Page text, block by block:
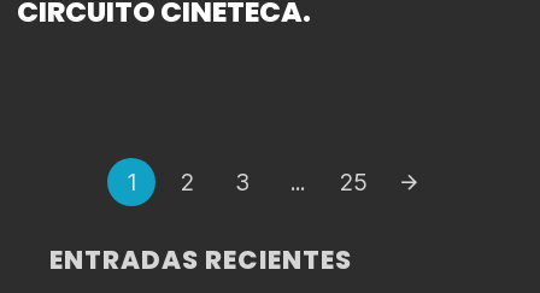
CIRCUITO CINETECA.
1 2 3 ... 25
ENTRADAS RECIENTES